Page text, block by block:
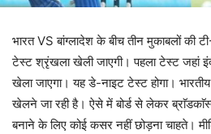
भारत VS बांग्लादेश के बीच तीन मुकाबलों की
टेस्ट श्रृंखला खेली जाएगी। पहला टेस्ट जहां
खेला जाएगा। यह डे-नाइट टेस्ट होगा।
खेलने जा रही है। ऐसे में बोर्ड से लेकर
बनाने के लिए कोई कसर नहीं छोड़ना चाहते।